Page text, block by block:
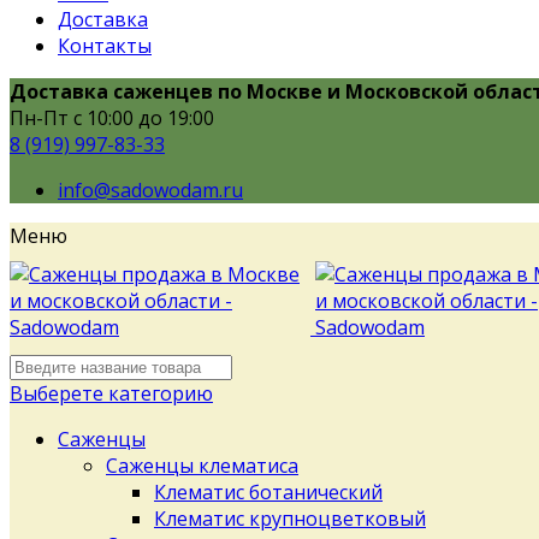
Доставка
Контакты
Доставка саженцев по Москве и Московской
Пн-Пт с 10:00 до 19:00
8 (919) 997-83-33
info@sadowodam.ru
Меню
Выберете категорию
Саженцы
Саженцы клематиса
Клематис ботанический
Клематис крупноцветковый